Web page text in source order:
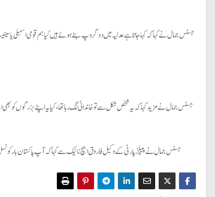
جسٹس جمال نے کہا کہ کہا جاتا ہے عدلیہ میں دو گروپ بنے ہوئے ہیں کیا ہم قومی اسمبلی
جسٹس جمال نے مزید کہا کہ یہ شخص شکل سے تو خاندانی لگ رہا تھا، کیا یہ اپنے بزرگوں کو
جسٹس جمال نے پیپلز پارٹی کے وکیل فاروق ایچ نائیک سے کہا کہ آپ پاکستان بار